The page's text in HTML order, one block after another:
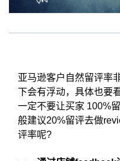
亚马逊客户自然留评率
下会有浮动，具体也要
一定不要让买家 100%
般建议20%留评去做
评率呢?